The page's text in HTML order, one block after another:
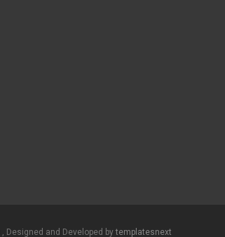
, Designed and Developed bytemplatesnext